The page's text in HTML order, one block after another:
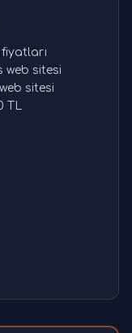
web sitesi
sitesi
TL